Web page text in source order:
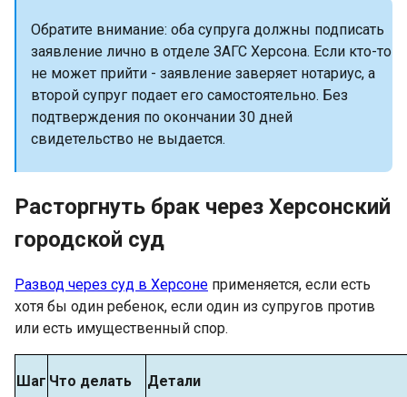
Обратите внимание: оба супруга должны подписать
заявление лично в отделе ЗАГС Херсона. Если кто-то
не может прийти - заявление заверяет нотариус, а
второй супруг подает его самостоятельно. Без
подтверждения по окончании 30 дней
свидетельство не выдается.
Расторгнуть брак через Херсонский
городской суд
Развод через суд в Херсоне применяется, если есть
хотя бы один ребенок, если один из супругов против
или есть имущественный спор.
Шаг Что делать Детали